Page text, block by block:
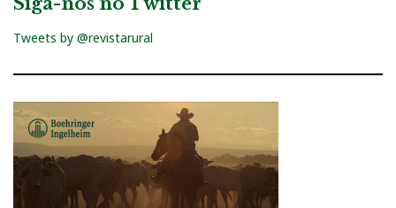
Tweets by @revistarural